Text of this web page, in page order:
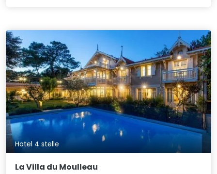
Hotel 4 stelle
La Villa du Moulleau